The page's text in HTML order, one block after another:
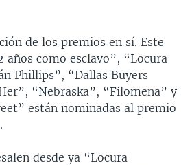
de los premios en sí. Este
años como esclavo”, “Locura
Phillips”, “Dallas Buyers
“Nebraska”, “Filomena” y
están nominadas al premio
desde ya “Locura